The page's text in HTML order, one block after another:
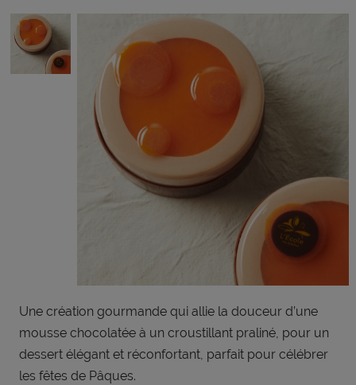
Une création gourmande qui allie la douceur d’une
mousse chocolatée à un croustillant praliné, pour un
dessert élégant et réconfortant, parfait pour célébrer
les fêtes de Pâques.